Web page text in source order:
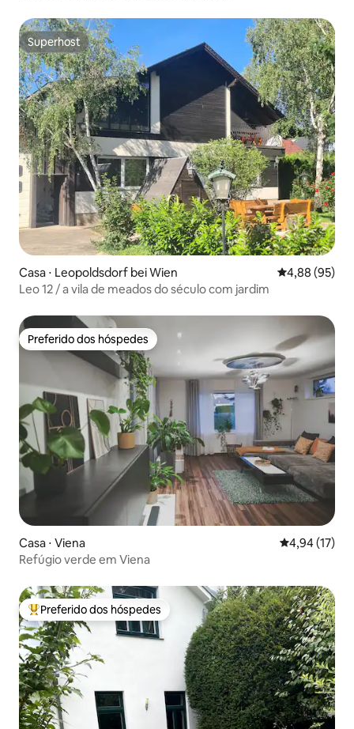
Superhost
Superhost
Casa ⋅ Leopoldsdorf bei Wien 4,88 de uma
4,88 (95)
Leo 12 / a vila de meados do século com jardim
Preferido dos hóspedes
Preferido dos hóspedes
Casa ⋅ Viena 4,94 de uma
4,94 (17)
Refúgio verde em Viena
Entre os melhores preferidos dos hóspedes
Preferido dos hóspedes